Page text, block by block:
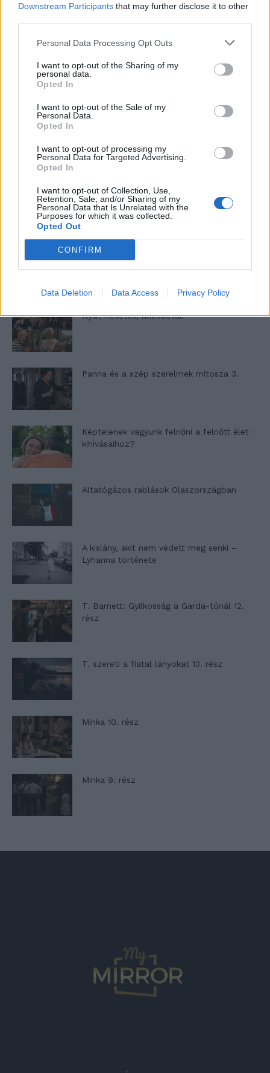
Downstream Participants that may further disclose it to other
Personal Data Processing Opt Outs
I want to opt-out of the Sharing of my
personal data.
Opted In
I want to opt-out of the Sale of my
Personal Data.
Opted In
I want to opt-out of processing my
Personal Data for Targeted Advertising.
Opted In
I want to opt-out of Collection, Use,
Retention, Sale, and/or Sharing of my
Personal Data that Is Unrelated with the
Purposes for which it was collected.
Opted Out
CONFIRM
Data Deletion Data Access Privacy Policy
Pedig szóltam… – Miért nem hiszünk a
13. rész
Woody Allen megosztó zsenialitása
A világ legismertebb ruhái
Nyár, nevetés, anekdoták
Panna és a szép szerelmek mítosza 3.
Képtelenek vagyunk felnőni a felnőtt élet
kihívásaihoz?
Altatógázos rablások Olaszországban
A kislány, akit nem védett meg senki –
Lyhanna története
T. Barnett: Gyilkosság a Garda-tónál 12.
rész
T. szereti a fiatal lányokat 13. rész
Minka 10. rész
Minka 9. rész